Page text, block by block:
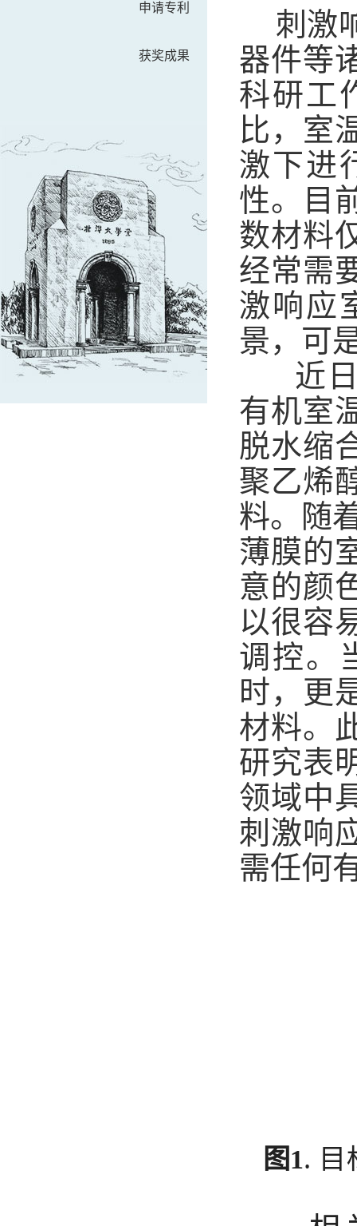
申请专利
获奖成果
刺激
器件等
科研工
比，室
激下进
性。目
数材料
经常需
激响应
景，可
近
有机室
脱水缩
聚乙烯
料。随
薄膜的
意的颜
以很容
调控。
时，更
材料。
研究表
领域中
刺激响
需任何
图1. 目